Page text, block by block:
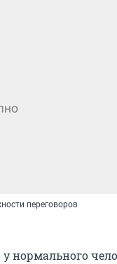
переговоров
нормального